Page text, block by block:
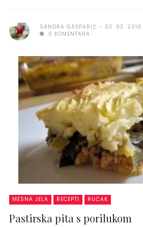
SANDRA GAŠPARIĆ
03. 03. 2010.
0 KOMENTARA
MESNA JELA RECEPTI RUČAK
Pastirska pita s porilukom